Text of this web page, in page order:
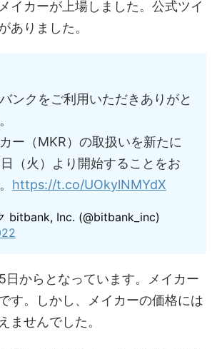
イカーが上場しました。公式ツイ
ありました。
ンクをご利用いただきありがと
ー（MKR）の取扱いを新たに
（火）より開始することをお
https://t.co/UOkylNMYdX
bitbank, Inc. (@bitbank_inc)
日からとなっています。メイカー
す。しかし、メイカーの価格には
ませんでした。